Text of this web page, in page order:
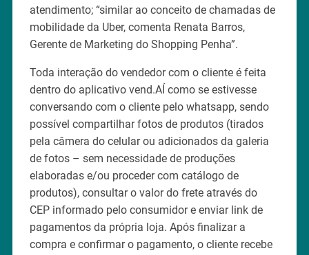
atendimento; “similar ao conceito de chamadas de
mobilidade da Uber, comenta Renata Barros,
Gerente de Marketing do Shopping Penha”.
Toda interação do vendedor com o cliente é feita
dentro do aplicativo vend.AÍ como se estivesse
conversando com o cliente pelo whatsapp, sendo
possível compartilhar fotos de produtos (tirados
pela câmera do celular ou adicionados da galeria
de fotos – sem necessidade de produções
elaboradas e/ou proceder com catálogo de
produtos), consultar o valor do frete através do
CEP informado pelo consumidor e enviar link de
pagamentos da própria loja. Após finalizar a
compra e confirmar o pagamento, o cliente recebe